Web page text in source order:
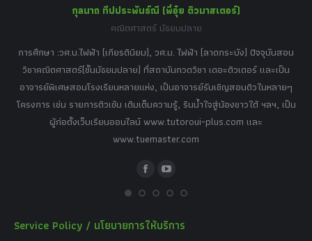
กุลนาถ ทีปประพันธ์ณี (พี่อุ๋ย ติวมาสเตอร์)
คณิตศาสตร์ มัธยมปลาย
การศึกษา :วศ.บ.ไฟฟ้า (เกียรตินิยม), วศ.ม. ไฟฟ้า (ลาดกระบัง) ปัจจุบันสอน
วิชาคณิตศาสตร์(ชั้นมัธยมปลาย) ที่สถาบันกวดวิชา เดอะติวเตอร์ และเป็น
อาจารย์พิเศษสอนโรงเรียนหลายแห่ง, เป็นอาจารย์รับเชิญสอนติวในหลายๆ
โครงการ เช่น รายการติวเข้ม เติมเต็มความรู้, รินน้ำใจสู่น้องชาวใต้ ฯลฯ, เป็น
ผู้ก่อตั้งเว็บเรียนออนไลน์ www.tutoroui-plus.com และ
www.tuemaster.com
FacebookYouTube
Service Policy / นโยบายการให้บริการ